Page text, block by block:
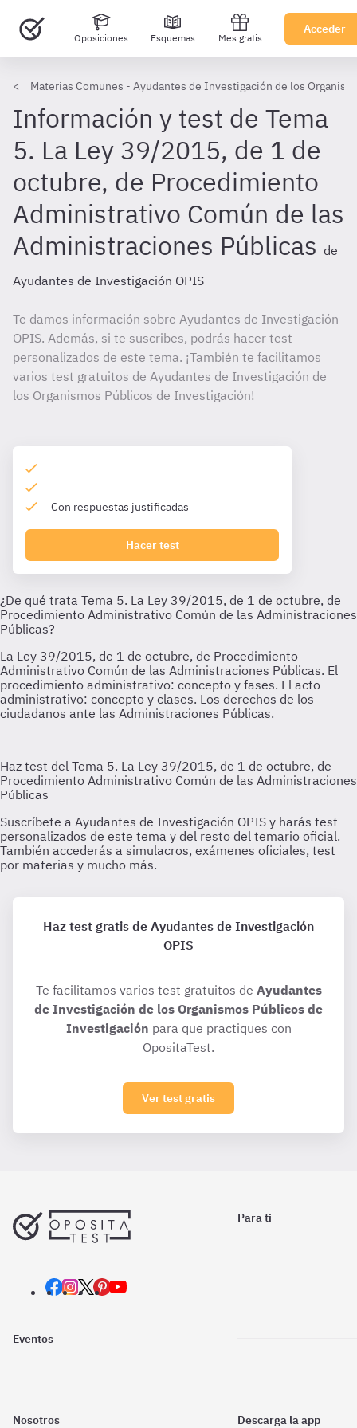
Oposiciones Esquemas Mes gratis
Acceder
Materias Comunes - Ayudantes de Investigación de los
Información y test de Tema
5. La Ley 39/2015, de 1 de
octubre, de Procedimiento
Administrativo Común de las
Administraciones Públicas de
Ayudantes de Investigación OPIS
Te damos información sobre Ayudantes de Investigación
OPIS. Además, si te suscribes, podrás hacer test
personalizados de este tema. ¡También te facilitamos
varios test gratuitos de Ayudantes de Investigación de
los Organismos Públicos de Investigación!
Con respuestas justificadas
Hacer test
Haz test gratis de Ayudantes de Investigación
OPIS
Te facilitamos varios test gratuitos de Ayudantes
de Investigación de los Organismos Públicos de
Investigación para que practiques con
OpositaTest.
Ver test gratis
Para ti
Eventos
Nosotros Descarga la app